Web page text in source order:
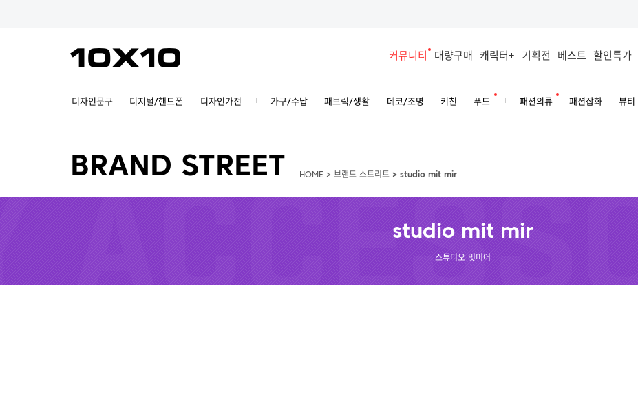
커뮤니티 대량구매 캐릭터+ 기획전 베스트 할인특가
디자인문구 디지털/핸드폰 디자인가전 가구/수납 패브릭/생활 데코/조명 키친 푸드 패션의류 패션잡화 뷰티
BRAND STREET HOME > 브랜드 스트리트 > studio mit mir
studio mit mir
스튜디오 밋미어